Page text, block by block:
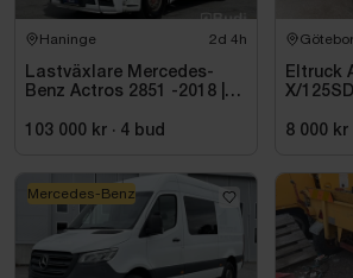
Botek KD32
Utrustning
Backkamera
Alkolås Dräger
Botek Weight Indicator B6000
Anmärkningar (se bilder)
Haninge 2d 4h
Lastväxlare Mercedes-
Benz Actros 2851 -2018 |
103 000 kr · 4 bud
Eltruck
X/
8 000 kr
Mercedes-Benz